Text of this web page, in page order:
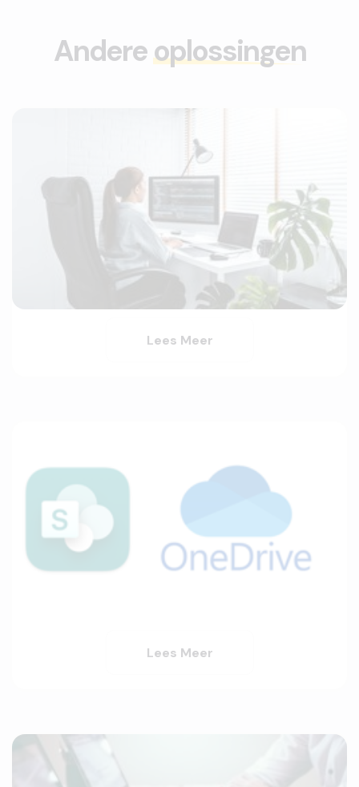
Andereoplossingen
Lees Meer
Lees Meer